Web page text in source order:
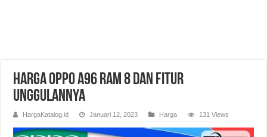
Harga Oppo A96 RAM 8 dan Fitur
Unggulannya
HargaKatalog.id Januari 12, 2023 Harga 131 Views